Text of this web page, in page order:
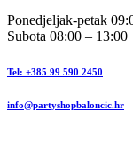
Ponedjeljak-petak
Subota 08:00 – 13:00
Tel: +385 99 590 2450
info@partyshopbaloncic.hr